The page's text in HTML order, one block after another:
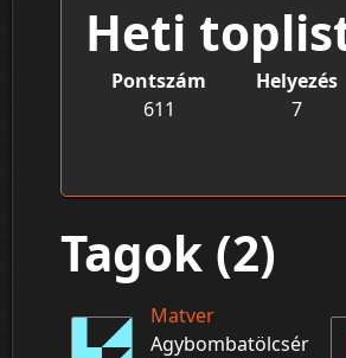
Heti
Pontszám Helyezés
611
7
Tagok (2)
Matver
Agybombatölcsér